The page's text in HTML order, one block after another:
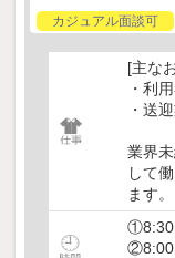
カジュアル面談可
[主な
・利
・送
業界
して
ます。
①8:30
②8:00